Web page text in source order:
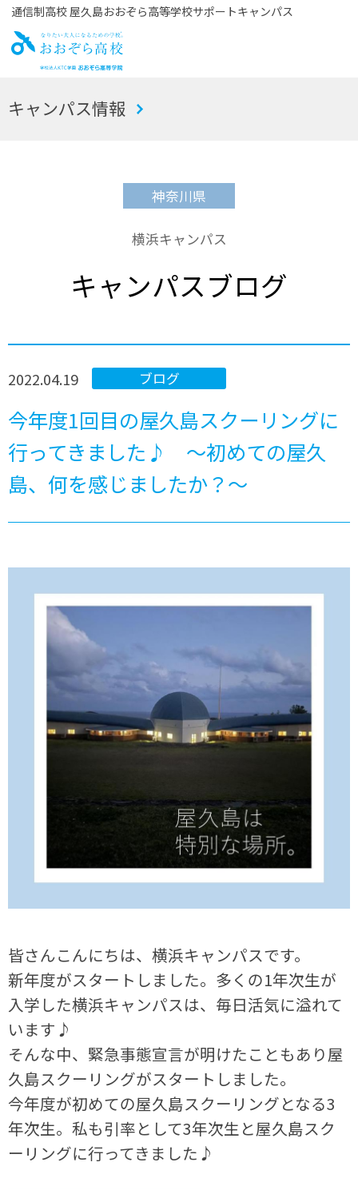
通信制高校 屋久島おおぞら高等学校サポートキャンパス
お
キャンパス情報
神奈川県
横浜キャンパス
キャンパスブログ
ブログ
2022.04.19
今年度1回目の屋久島スクーリングに
行ってきました♪ ～初めての屋久
島、何を感じましたか？～
皆さんこんにちは、横浜キャンパスです。
新年度がスタートしました。多くの1年次生が
入学した横浜キャンパスは、毎日活気に溢れて
います♪
そんな中、緊急事態宣言が明けたこともあり屋
久島スクーリングがスタートしました。
今年度が初めての屋久島スクーリングとなる3
年次生。私も引率として3年次生と屋久島スク
ーリングに行ってきました♪